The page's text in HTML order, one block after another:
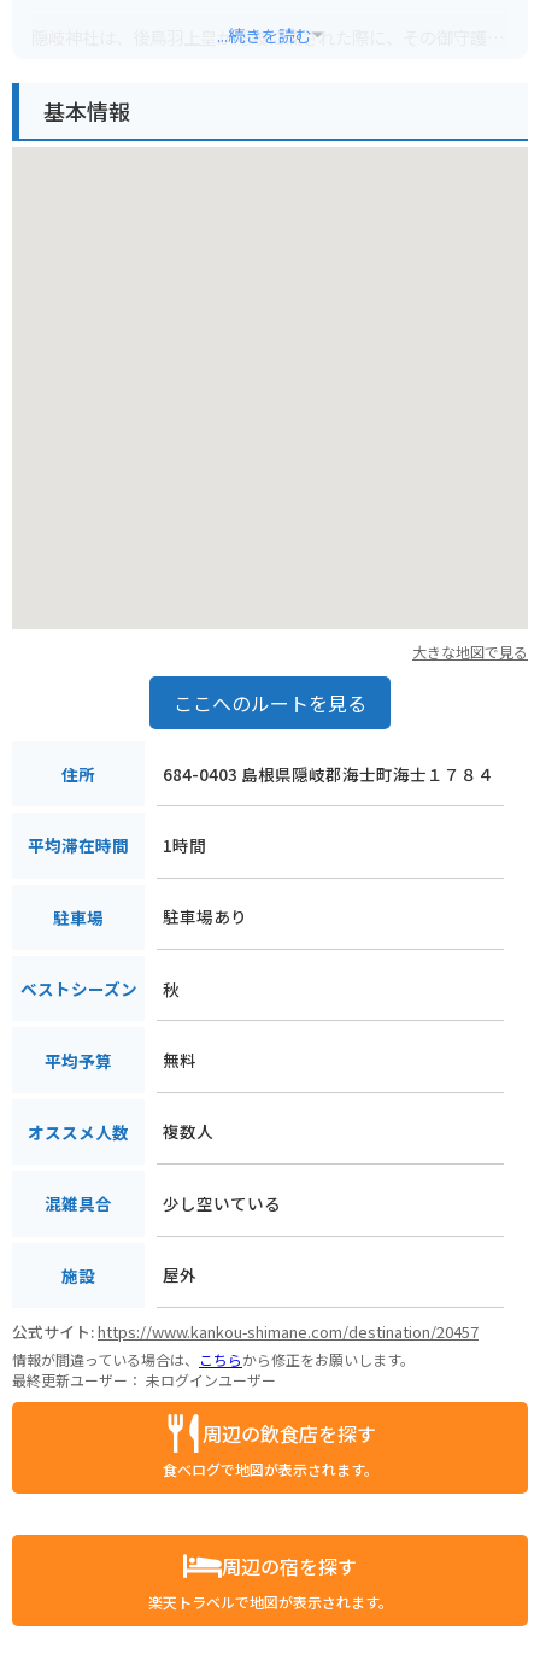
隠岐神社は、後鳥羽上皇が隠岐に流された際に、その御守護神
神社の周辺は自然豊かな場所で、春には桜、秋には紅葉が美し
...続きを読む
基本情報
大きな地図で見る
ここへのルートを見る
住所 684-0403 島根県隠岐郡海士町海士１７８４
平均滞在時間 1時間
駐車場 駐車場あり
ベストシーズン 秋
平均予算 無料
オススメ人数 複数人
混雑具合 少し空いている
施設 屋外
公式サイト:https://www.kankou-shimane.com/destination/20457
情報が間違っている場合は、 こちらから修正をお願いします。
最終更新ユーザー： 未ログインユーザー
周辺の飲食店を探す
食べログで地図が表示されます。
周辺の宿を探す
楽天トラベルで地図が表示されます。